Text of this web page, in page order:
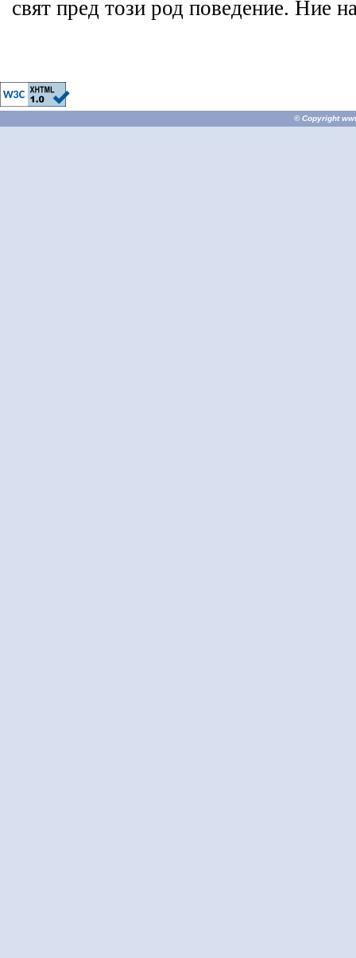
свят пред този род поведение. Ние
© Copyright